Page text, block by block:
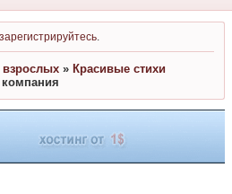
зарегистрируйтесь
взрослых » Красивые стихи
компания